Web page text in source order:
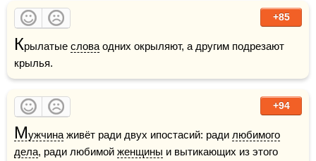
+85
Крылатые слова одних окрыляют, а другим подрезают
крылья.
+94
Мужчина живёт ради двух ипостасий: ради любимого
дела, ради любимой женщины и вытикающих из этого